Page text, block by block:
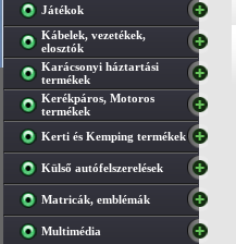
Játékok
Kábelek, vezetékek,
elosztók
Karácsonyi háztartási
termékek
Kerékpáros, Motoros
termékek
Kerti és Kemping termékek
Külső autófelszerelések
Matricák, emblémák
Multimédia